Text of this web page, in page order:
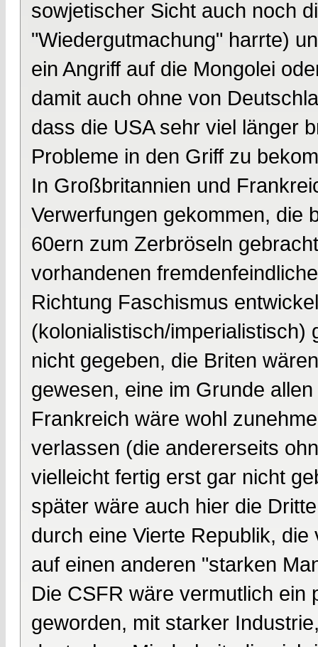
sowjetischer Sicht auch noch
"Wiedergutmachung" harrte)
ein Angriff auf die Mongolei
damit auch ohne von
dass die USA sehr viel länger
Probleme in den Griff zu
In Großbritannien und
Verwerfungen gekommen, die
60ern zum Zerbröseln
vorhandenen
Richtung Faschismus
(kolonialistisch/imperialistisch)
nicht gegeben, die Briten
gewesen, eine im Grunde
Frankreich wäre wohl
verlassen (die andererseits
vielleicht fertig erst gar nicht
später wäre auch hier die
durch eine Vierte Republik,
auf einen anderen "starken
Die CSFR wäre vermutlich ein
geworden, mit starker